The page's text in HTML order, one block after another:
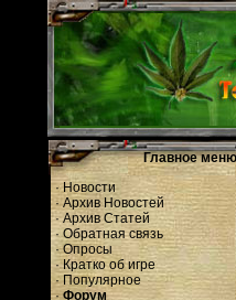
Главное меню
·Новости
·Архив Новостей
·Архив Статей
·Обратная связь
·Опросы
·Кратко об игре
· Популярное
· Форум